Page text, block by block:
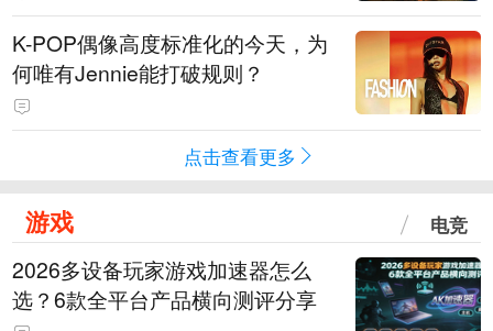
K-POP偶像高度标准化的今天，为
何唯有Jennie能打破规则？
点击查看更多
游戏 电竞
2026多设备玩家游戏加速器怎么
选？6款全平台产品横向测评分享